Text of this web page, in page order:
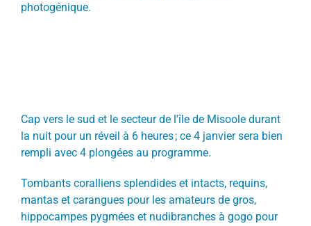
photogénique.
Cap vers le sud et le secteur de l'île de Misoole durant
la nuit pour un réveil à 6 heures ; ce 4 janvier sera bien
rempli avec 4 plongées au programme.
Tombants coralliens splendides et intacts, requins,
mantas et carangues pour les amateurs de gros,
hippocampes pygmées et nudibranches à gogo pour